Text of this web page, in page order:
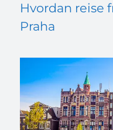
Hvordan reise
Praha